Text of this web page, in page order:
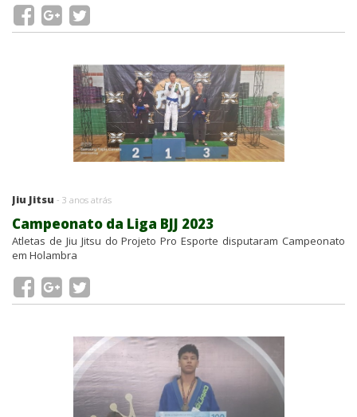
Jiu Jitsu - 3 anos atrás
Campeonato da Liga BJJ 2023
Atletas de Jiu Jitsu do Projeto Pro Esporte disputaram Campeonato
em Holambra